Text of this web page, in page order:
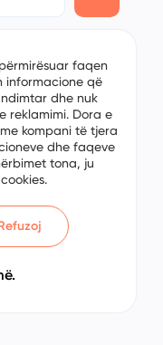
faqen
informacione që
dhe nuk
reklamimi. Dora e
kompani të tjera
dhe faqeve
tona, ju